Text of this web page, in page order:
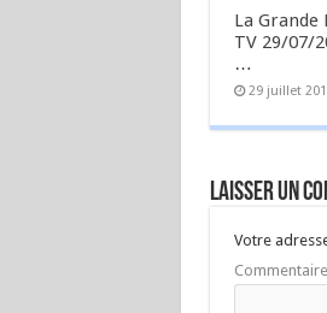
La Grande
TV 29/07/
…
29 juillet
Laisser un
Votre
Commentaire